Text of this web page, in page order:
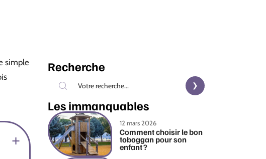
simple
Recherche
Les immanquables
12 mars 2026
Comment choisir le bon
toboggan pour son
enfant ?